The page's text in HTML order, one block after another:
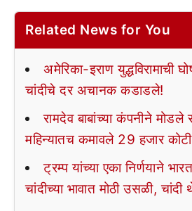
Related News for You
अमेरिका-इराण युद्धविरामाची
चांदीचे दर अचानक कडाडले!
रामदेव बाबांच्या कंपनीने मोडले
महिन्यातच कमावले 29 हजार
ट्रम्प यांच्या एका निर्णयाने
चांदीच्या भावात मोठी उसळी,